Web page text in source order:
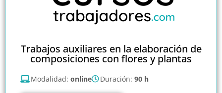
Trabajos auxiliares en la elaboración de
composiciones con flores y plantas
Modalidad: online Duración: 90 h